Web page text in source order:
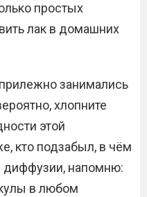
простых
лак в домашних
занимались
хлопните
этой
кто подзабыл, в чём
диффузии, напомню:
в любом